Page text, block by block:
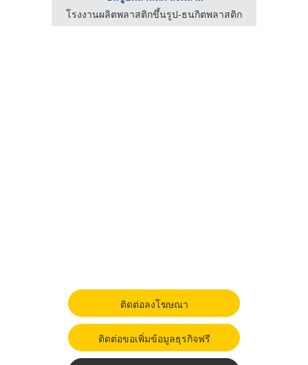
โรงงานผลิตพลาสติกขึ้นรูป-ธนกิตพลาสติก
ติดต่อลงโฆษณา
ติดต่อขอเพิ่มข้อมูลธุรกิจฟรี